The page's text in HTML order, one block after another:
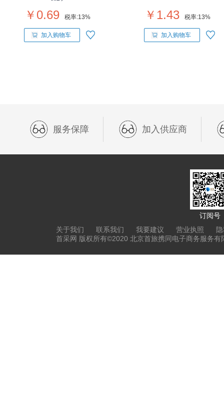
￥0.69 税率:13%
加入购物车
￥1.43 税率:13%
加入购物车
服务保障 加入供应商
订阅号
关于我们
联系我们 我要建议 营业执照
首采网 版权所有©2020 北京首旅携同电子商务服务有